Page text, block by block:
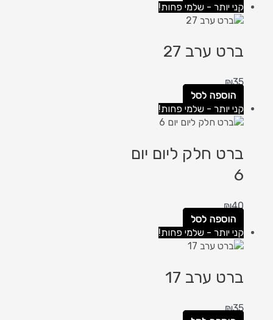
קני יותר - שלמי פחות!
ברט ערב 27
₪35
הוספה לסל
קני יותר - שלמי פחות!
ברט חלק ליום יום
6
₪40
הוספה לסל
קני יותר - שלמי פחות!
ברט ערב 17
₪35